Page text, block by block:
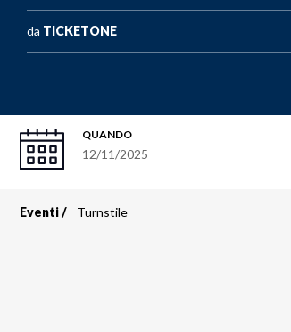
da TICKETONE
QUANDO
12/11/2025
Eventi Turnstile